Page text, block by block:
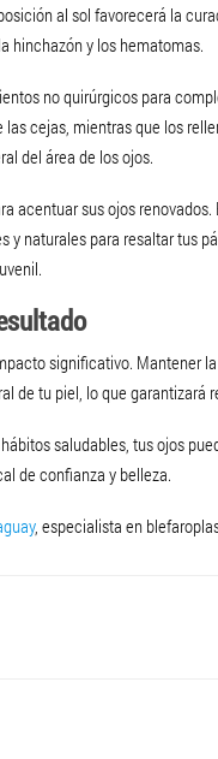
al sol favorecerá la
hinchazón y los hematomas.
no quirúrgicos para
cejas, mientras que los
del área de los ojos.
acentuar sus ojos
y naturales para resaltar tus
significativo. Mantener
de tu piel, lo que garantizará
saludables, tus ojos
de confianza y belleza.
, especialista en